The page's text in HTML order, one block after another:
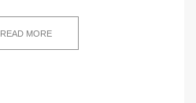
READ MORE